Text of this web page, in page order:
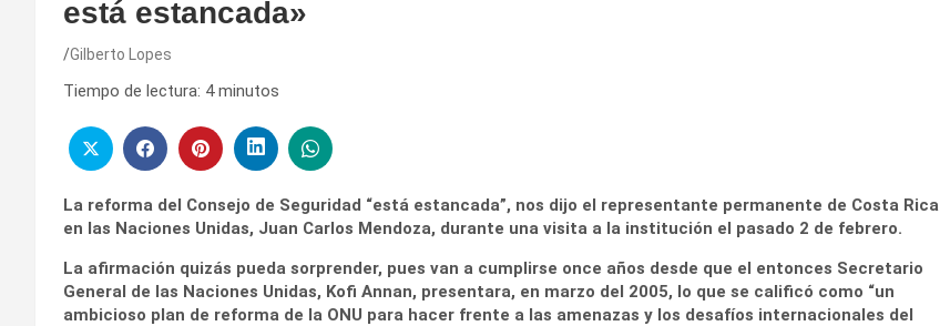
está estancada»
Gilberto Lopes
Tiempo de lectura: 4 minutos
La reforma del Consejo de Seguridad “está estancada”, nos dijo el representante permanente de Costa Rica
en las Naciones Unidas, Juan Carlos Mendoza, durante una visita a la institución el pasado 2 de febrero.
La afirmación quizás pueda sorprender, pues van a cumplirse once años desde que el entonces Secretario
General de las Naciones Unidas, Kofi Annan, presentara, en marzo del 2005, lo que se calificó como “un
ambicioso plan de reforma de la ONU para hacer frente a las amenazas y los desafíos internacionales del